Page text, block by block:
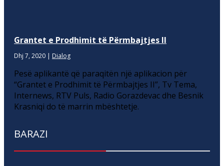
Grantet e Prodhimit të Përmbajtjes II
Dhj 7, 2020 | Dialog
Pesë aplikantë që paraqitën një aplikacion për
“Grantet e Prodhimit të Përmbajtjes II”, Tv Tema,
Internews, RTV Puls, Radio Gorazdevac dhe Besnik
Krasniqi do të marrin mbështetje.
BARAZI